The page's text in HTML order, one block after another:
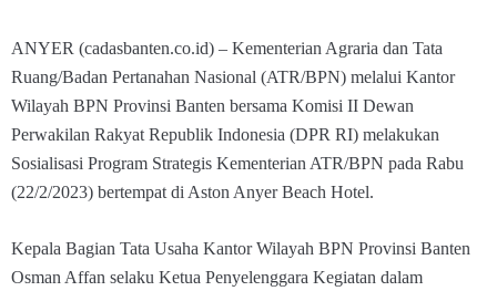
ANYER (cadasbanten.co.id) – Kementerian Agraria dan Tata
Ruang/Badan Pertanahan Nasional (ATR/BPN) melalui Kantor
Wilayah BPN Provinsi Banten bersama Komisi II Dewan
Perwakilan Rakyat Republik Indonesia (DPR RI) melakukan
Sosialisasi Program Strategis Kementerian ATR/BPN pada Rabu
(22/2/2023) bertempat di Aston Anyer Beach Hotel.
Kepala Bagian Tata Usaha Kantor Wilayah BPN Provinsi Banten
Osman Affan selaku Ketua Penyelenggara Kegiatan dalam